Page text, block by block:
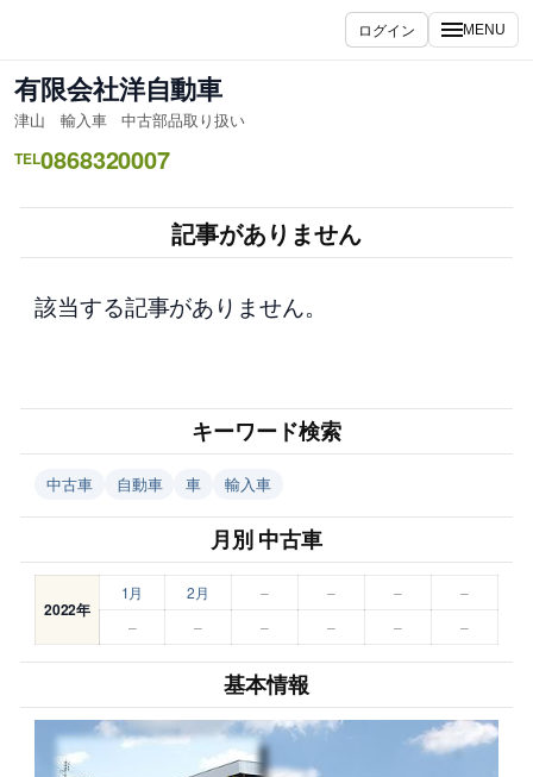
を
ス
キ
ッ
ログイン MENU
有限会社洋自動車
津山 輸入車 中古部品取り扱い
TEL0868320007
記事がありません
該当する記事がありません。
キーワード検索
中古車 自動車 車 輸入車
月別 中古車
2022年
1月 2月 – – –
–
–
– – – – –
基本情報